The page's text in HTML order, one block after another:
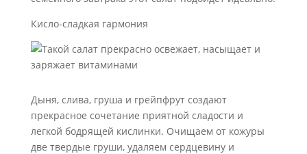
Кисло-сладкая гармония
Дыня, слива, груша и грейпфрут создают
прекрасное сочетание приятной сладости и
легкой бодрящей кислинки. Очищаем от кожуры
две твердые груши, удаляем сердцевину и